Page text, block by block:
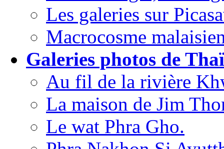
Les galeries sur
Macrocosme
Galeries photos de
Au fil de la rivière
La maison de Jim
Le wat Phra Gho.